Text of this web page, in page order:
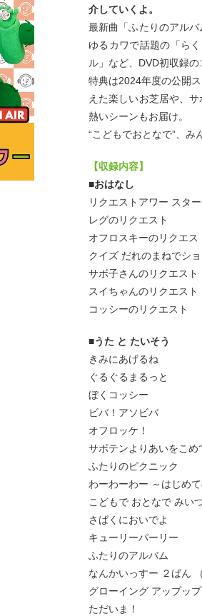
介していくよ。
最新曲「ふたりのアル
ゆるカワで話題の「ら
ル」など、DVD初収録の
特典は2024年度の公開
えた楽しいお芝居や、
熱いシーンもお届け。
“こどもでおとなで”、み
【収録内容】
■おはなし
リクエストアワー スター
レグのリクエスト
オフロスキーのリクエス
クイズ だれのまねでシ
サボ子さんのリクエスト
スイちゃんのリクエスト
コッシーのリクエスト
■うた と たいそう
きみにあげるね
ぐるぐるまるっと
ぼくコッシー
ビバ！アソビバ
オフロッケ！
サボテンよりあいをこめ
ふたりのピクニック
わーわーわー ～はじめ
こどもで おとなで みい
さばくにおいでよ
キューリーパーリー
ふたりのアルバム
なんかいっすー ２ばん
グローイング アップッ
ただいま！